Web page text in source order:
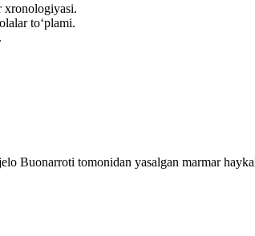
xronologiyasi.
to‘plami.
Buonarroti tomonidan yasalgan marmar